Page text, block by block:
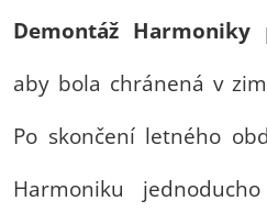
Demontáž Harmoniky
aby bola chránená v
Po skončení letného
Harmoniku